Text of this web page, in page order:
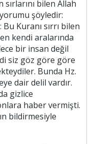
bilen Allah
şöyledir:
Kuranı sırrı bilen
kendi aralarında
bir insan değil
siz göz göre göre
Bunda Hz.
dair delil vardır.
gizlice
haber vermişti.
bildirmesiyle